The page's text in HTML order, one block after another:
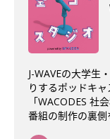
J-WAVEの大学生
りするポッドキ
「WACODES 社
番組の制作の裏側